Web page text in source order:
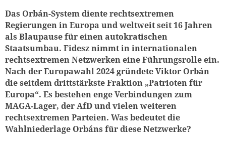
Das Orbán-System diente rechtsextremen
Regierungen in Europa und weltweit seit 16 Jahren
als Blaupause für einen autokratischen
Staatsumbau. Fidesz nimmt in internationalen
rechtsextremen Netzwerken eine Führungsrolle ein.
Nach der Europawahl 2024 gründete Viktor Orbán
die seitdem drittstärkste Fraktion „Patrioten für
Europa“. Es bestehen enge Verbindungen zum
MAGA-Lager, der AfD und vielen weiteren
rechtsextremen Parteien. Was bedeutet die
Wahlniederlage Orbáns für diese Netzwerke?